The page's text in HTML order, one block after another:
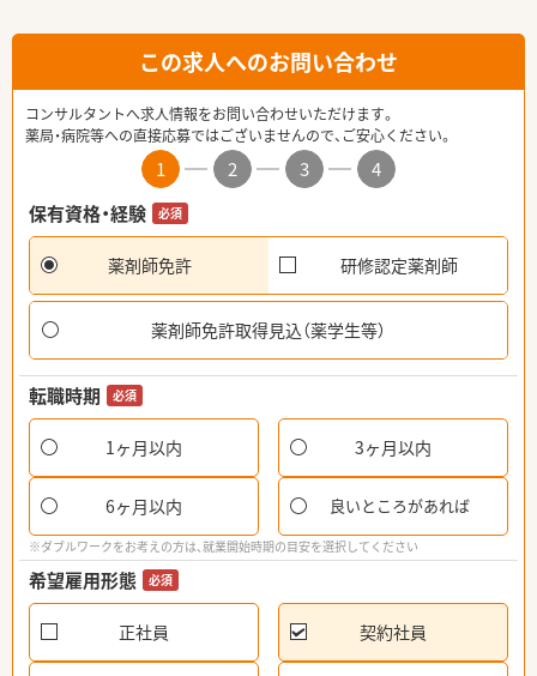
この求人へのお問い合わせ
コンサルタントへ求人情報をお問い合わせいただけます。
薬局・病院等への直接応募ではございませんので、ご安心ください。
1 2 3
4
保有資格・経験
必須
薬剤師免許 研修認定薬剤師
薬剤師免許取得見込（薬学生等）
転職時期 必須
1ヶ月以内 3ヶ月以内
6ヶ月以内 良いところがあれば
※ダブルワークをお考えの方は、就業開始時期の目安を選択してください
希望雇用形態 必須
正社員 契約社員